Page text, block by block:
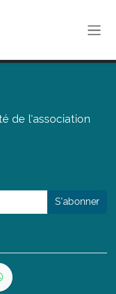
de l'association
S'abonner